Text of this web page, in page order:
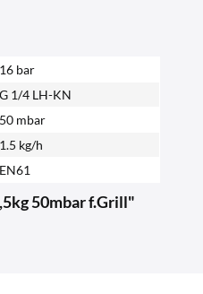
16 bar
G 1/4 LH-KN
50 mbar
1.5 kg/h
EN61
50mbar f.Grill"